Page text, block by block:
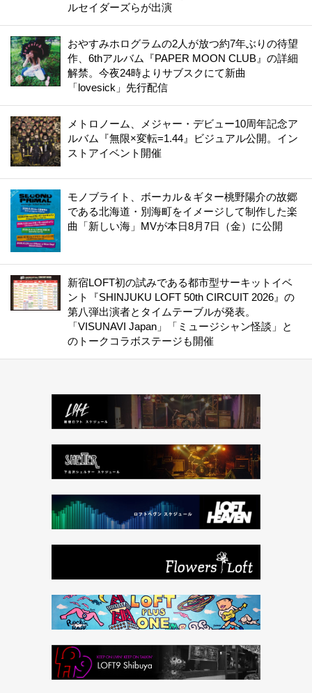
ルセイダーズらが出演
おやすみホログラムの2人が放つ約7年ぶりの待望
作、6thアルバム『PAPER MOON CLUB』の詳細
解禁。今夜24時よりサブスクにて新曲
「lovesick」先行配信
メトロノーム、メジャー・デビュー10周年記念ア
ルバム『無限×変転=1.44』ビジュアル公開。イン
ストアイベント開催
モノブライト、ボーカル＆ギター桃野陽介の故郷
である北海道・別海町をイメージして制作した楽
曲「新しい海」MVが本日8月7日（金）に公開
新宿LOFT初の試みである都市型サーキットイベ
ント『SHINJUKU LOFT 50th CIRCUIT 2026』の
第八弾出演者とタイムテーブルが発表。
「VISUNAVI Japan」「ミュージシャン怪談」と
のトークコラボステージも開催